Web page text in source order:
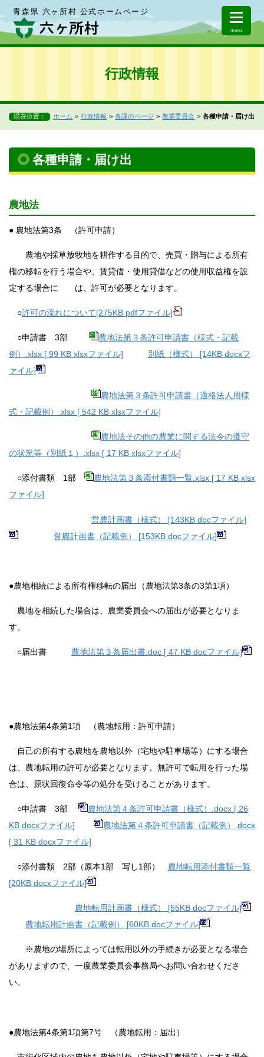
青森県 六ヶ所村 公式ホームページ
menu
行政情報
現在位置： ホーム 行政情報 各課のページ 農業委員会 各種申請・届け出
各種申請・届け出
農地法
● 農地法第3条 （許可申請）
農地や採草放牧地を耕作する目的で、売買・贈与による所有
権の移転を行う場合や、賃貸借・使用貸借などの使用収益権を設
定する場合に は、許可が必要となります。
○許可の流れについて[275KB pdfファイル]
○申請書 3部
農地法第３条許可申請書（様式・記載
例）.xlsx [ 99 KB xlsxファイル]
別紙（様式） [14KB docxフ
ァイル]
農地法第３条許可申請書（適格法人用様
式・記載例）.xlsx [ 542 KB xlsxファイル]
農地法その他の農業に関する法令の遵守
の状況等（別紙１）.xlsx [ 17 KB xlsxファイル]
○添付書類 1部
農地法第３条添付書類一覧.xlsx [ 17 KB xlsx
ファイル]
営農計画書（様式） [143KB docファイル]
営農計画書（記載例） [153KB docファイル]
●農地相続による所有権移転の届出（農地法第3条の3第1項）
農地を相続した場合は、農業委員会への届出が必要となりま
す。
○届出書 農地法第３条届出書.doc [ 47 KB docファイル]
●農地法第4条第1項 （農地転用：許可申請）
自己の所有する農地を農地以外（宅地や駐車場等）にする場合
は、農地転用の許可が必要となります。無許可で転用を行った場
合は、原状回復命令等の処分を受けることがあります。
○申請書 3部
農地法第４条許可申請書（様式）.docx [ 26
KB docxファイル]
農地法第４条許可申請書（記載例）.docx
[ 31 KB docxファイル]
○添付書類 2部（原本1部 写し1部） 農地転用添付書類一覧
[20KB docxファイル]
農地転用計画書（様式） [55KB docファイル]
農地転用計画書（記載例） [60KB docファイル]
※農地の場所によっては転用以外の手続きが必要となる場合
がありますので、一度農業委員会事務局へお問い合わせくださ
い。
●農地法第4条第1項第7号 （農地転用：届出）